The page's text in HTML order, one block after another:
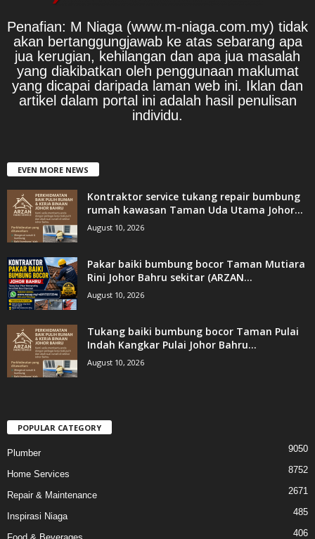
Penafian: M Niaga (www.m-niaga.com.my) tidak
akan bertanggungjawab ke atas sebarang apa
jua kerugian, kehilangan dan apa jua masalah
yang diakibatkan oleh penggunaan maklumat
yang dicapai daripada laman web ini. Iklan dan
artikel dalam portal ini adalah hasil penulisan
individu.
EVEN MORE NEWS
Kontraktor service tukang repair bumbung
rumah kawasan Taman Uda Utama Johor...
August 10, 2026
Pakar baiki bumbung bocor Taman Mutiara
Rini Johor Bahru sekitar (ARZAN...
August 10, 2026
Tukang baiki bumbung bocor Taman Pulai
Indah Kangkar Pulai Johor Bahru...
August 10, 2026
POPULAR CATEGORY
Plumber 9050
Home Services 8752
Repair & Maintenance 2671
Inspirasi Niaga 485
406